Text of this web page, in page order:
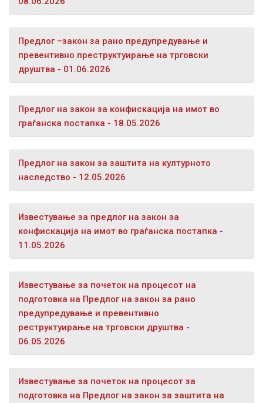
Предлог –закон за рано предупредување и
превентивно преструктуирање на трговски
друштва - 01.06.2026
Предлог на закон за конфискација на имот во
граѓанска постапка - 18.05.2026
Предлог на закон за заштита на културното
наследство - 12.05.2026
Известување за предлог на закон за
конфискација на имот во граѓанска постапка -
11.05.2026
Известување за почеток на процесот на
подготовка на Предлог на закон за рано
предупредување и превентивно
реструктуирање на трговски друштва -
06.05.2026
Известување за почеток на процесот за
подготовка на Предлог на закон за заштита на